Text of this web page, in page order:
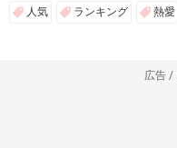
人気 ランキング 熱愛
広告 /